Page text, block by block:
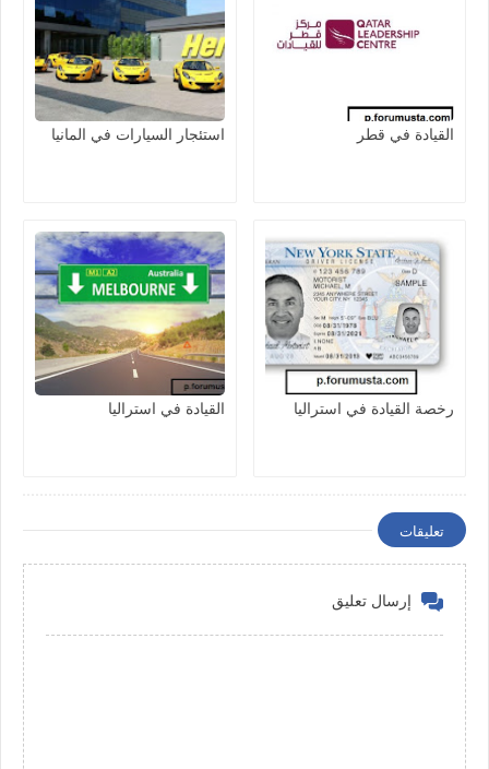
القيادة في قطر استئجار السيارات في المانيا
رخصة القيادة في استراليا القيادة في استراليا
تعليقات
إرسال تعليق